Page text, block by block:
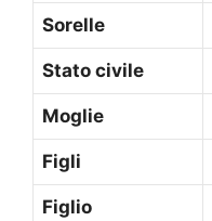
Sorelle
Stato civile
Moglie
Figli
Figlio